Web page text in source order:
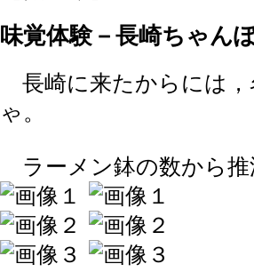
味覚体験－長崎ちゃん
長崎に来たからには，
ゃ。
ラーメン鉢の数から推